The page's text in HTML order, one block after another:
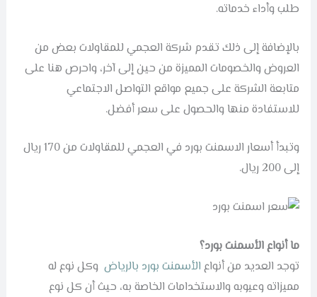
طلب وأداء خدماته.
بالإضافة إلى ذلك تقدم شركة العجمي للمقاولات بعض من
العروض والخصومات المميزة من حين إلى آخر، واحرص هنا على
متابعة الشركة على جميع مواقع التواصل الاجتماعي
للاستفادة منها والحصول على سعر أفضل.
وتبدأ أسعار الاسمنت بورد في العجمي للمقاولات من 170 ريال
إلى 200 ريال.
ما أنواع الأسمنت بورد؟
توجد العديد من أنواع الأسمنت بورد بالرياضوكل نوع له
مميزاته وعيوبه والاستخدامات الخاصة به، حيث أن كل نوع